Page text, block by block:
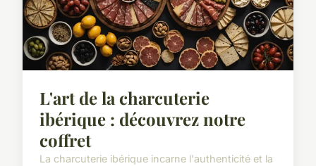
L'art de la charcuterie
ibérique : découvrez notre
coffret
La charcuterie ibérique incarne l'authenticité et la